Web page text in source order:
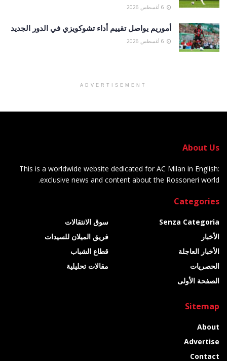
أموريم يواصل تقييم أداء تشوكويزي في الدور الجديد
ADVERTISEMENT
About Us
This is a worldwide website dedicated for AC Milan in English:
exclusive news and content about the Rossoneri world.
Categories
Senza Categoria
الأخبار
الأخبار العاجلة
الحصريات
الصفحة الأولى
سوق الانتقالات
فريق الميلان للسيدات
قطاع الشباب
مقالات تحليلية
Sitemap
About
Advertise
Contact